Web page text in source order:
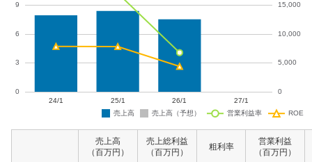
売上高
（百万円）
売上総利益
（百万円）
粗利率
営業利益
（百万円）